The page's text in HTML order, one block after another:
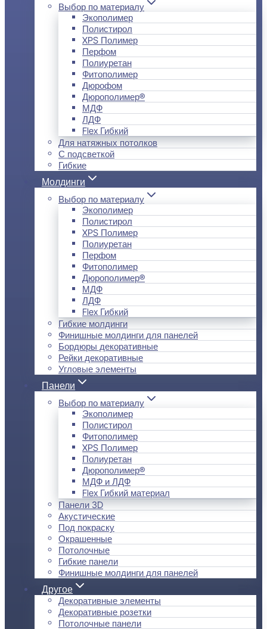
Выбор по материалу
Экополимер
Полистирол
XPS Полимер
Перфом
Полиуретан
Фитополимер
Дюрофом
Дюрополимер®
МДФ
ЛДФ
Flex Гибкий
Для натяжных потолков
С подсветкой
Гибкие
Молдинги
Выбор по материалу
Экополимер
Полистирол
XPS Полимер
Полиуретан
Перфом
Фитополимер
Дюрополимер®
МДФ
ЛДФ
Flex Гибкий
Гибкие молдинги
Финишные молдинги для панелей
Бордюры декоративные
Рейки декоративные
Угловые элементы
Панели
Выбор по материалу
Экополимер
Полистирол
Фитополимер
XPS Полимер
Полиуретан
Дюрополимер®
МДФ и ЛДФ
Flex Гибкий материал
Панели 3D
Акустические
Под покраску
Окрашенные
Потолочные
Гибкие панели
Финишные молдинги для панелей
Другое
Декоративные элементы
Декоративные розетки
Потолочные панели